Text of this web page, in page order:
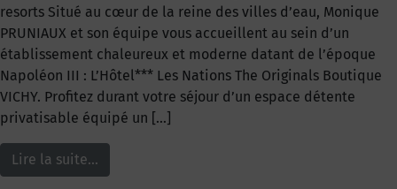
resorts Situé au cœur de la reine des villes d’eau, Monique
PRUNIAUX et son équipe vous accueillent au sein d’un
établissement chaleureux et moderne datant de l’époque
Napoléon III : L’Hôtel*** Les Nations The Originals Boutique
VICHY. Profitez durant votre séjour d’un espace détente
privatisable équipé un […]
Lire la suite…